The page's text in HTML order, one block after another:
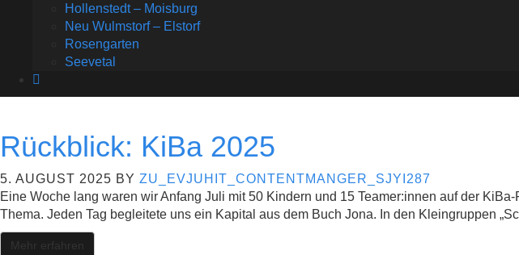
Hollenstedt – Moisburg
Neu Wulmstorf – Elstorf
Rosengarten
Seevetal
Rückblick: KiBa 2025
5. AUGUST 2025 BY ZU_EVJUHIT_CONTENTMANGER_SJYI287
Eine Woche lang waren wir Anfang Juli mit 50 Kindern und 15 Teamer:innen auf der
Thema. Jeden Tag begleitete uns ein Kapital aus dem Buch Jona. In den Kleingruppen
Mehr erfahren